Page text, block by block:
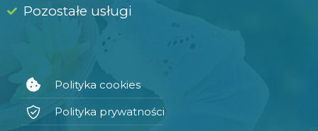
Pozostałe usługi
Polityka cookies
Polityka prywatności